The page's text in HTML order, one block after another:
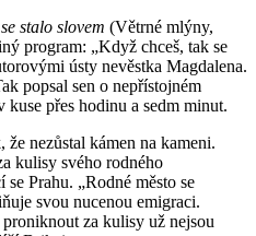
stalo slovem (Větrné mlýny,
program: „Když chceš, tak se
ústy nevěstka Magdalena.
popsal sen o nepřístojném
přes hodinu a sedm minut.
nezůstal kámen na kameni.
kulisy svého rodného
Prahu. „Rodné město se
svou nucenou emigraci.
za kulisy už nejsou